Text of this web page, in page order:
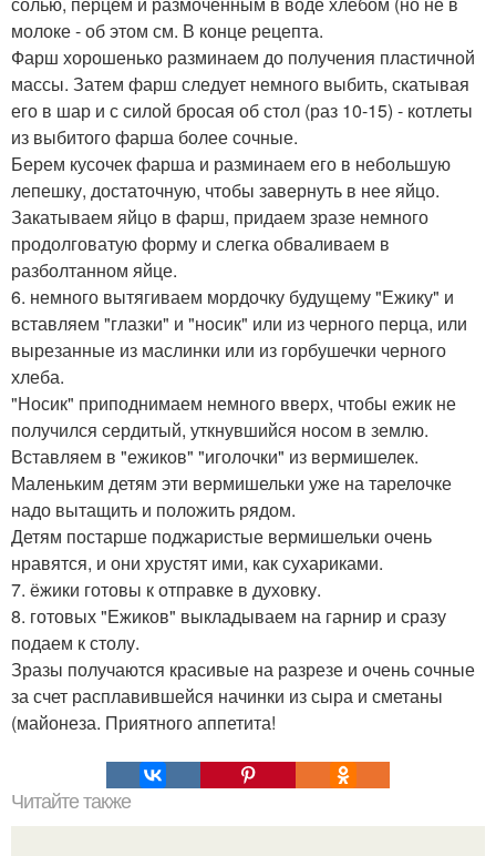
молоке - об этом см. В конце рецепта.
Фарш хорошенько разминаем до получения пластичной
массы. Затем фарш следует немного выбить, скатывая
его в шар и с силой бросая об стол (раз 10-15) - котлеты
из выбитого фарша более сочные.
Берем кусочек фарша и разминаем его в небольшую
лепешку, достаточную, чтобы завернуть в нее яйцо.
Закатываем яйцо в фарш, придаем зразе немного
продолговатую форму и слегка обваливаем в
разболтанном яйце.
6. немного вытягиваем мордочку будущему "Ежику" и
вставляем "глазки" и "носик" или из черного перца, или
вырезанные из маслинки или из горбушечки черного
хлеба.
"Носик" приподнимаем немного вверх, чтобы ежик не
получился сердитый, уткнувшийся носом в землю.
Вставляем в "ежиков" "иголочки" из вермишелек.
Маленьким детям эти вермишельки уже на тарелочке
надо вытащить и положить рядом.
Детям постарше поджаристые вермишельки очень
нравятся, и они хрустят ими, как сухариками.
7. ёжики готовы к отправке в духовку.
8. готовых "Ежиков" выкладываем на гарнир и сразу
подаем к столу.
Зразы получаются красивые на разрезе и очень сочные
за счет расплавившейся начинки из сыра и сметаны
(майонеза. Приятного аппетита!
Читайте также